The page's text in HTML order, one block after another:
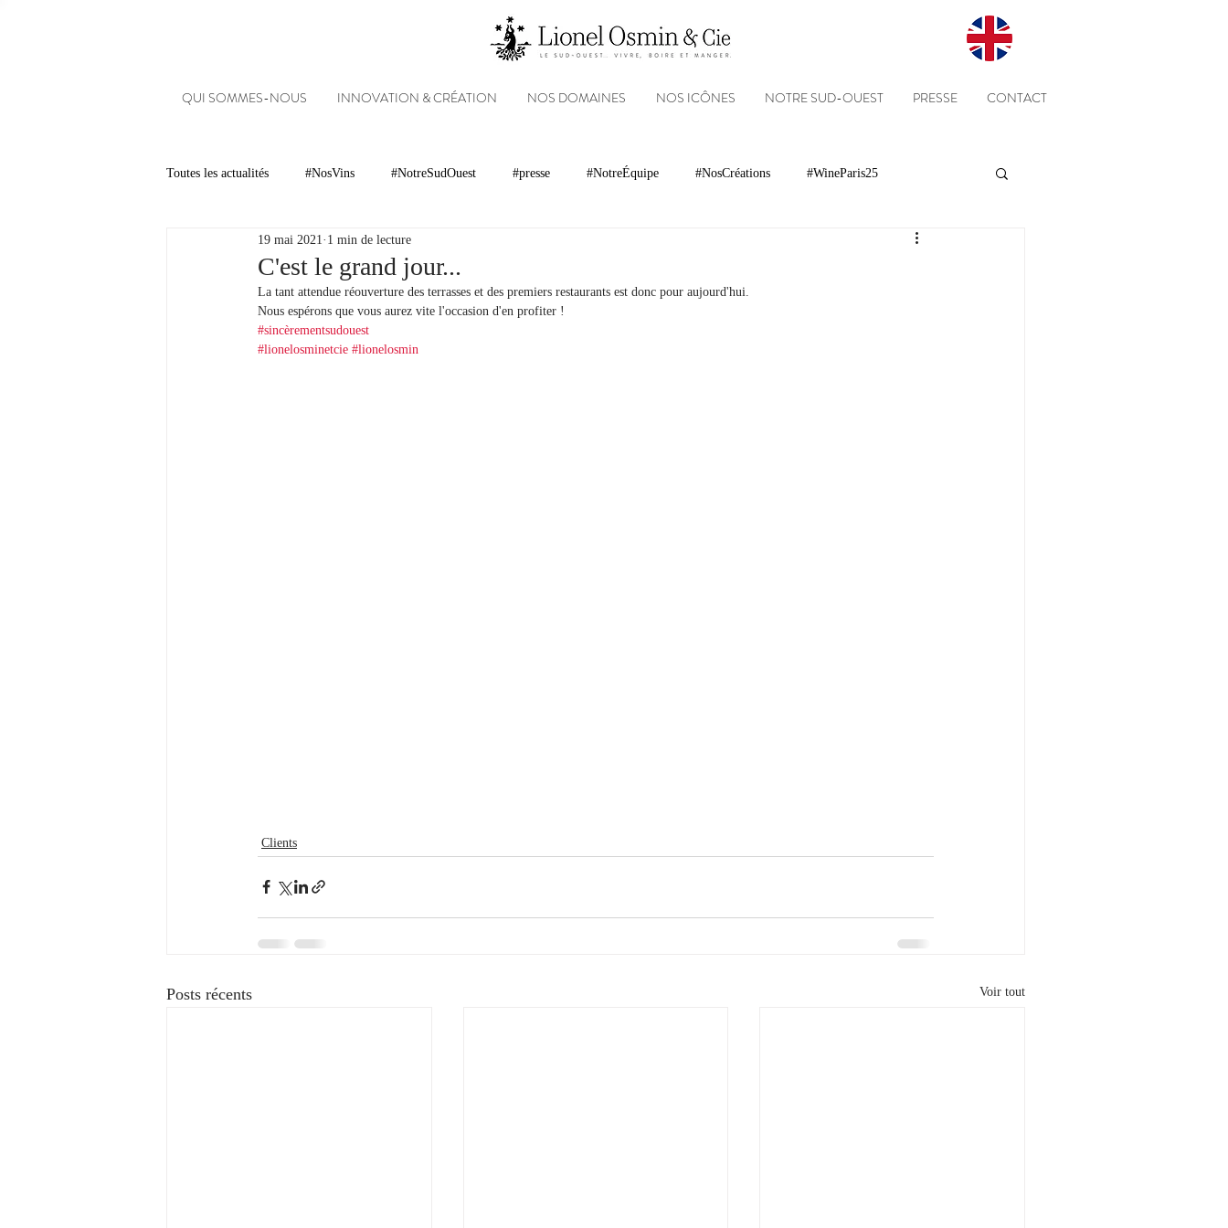
QUI SOMMES-NOUS INNOVATION & CRÉATION NOS DOMAINES NOS ICÔNES NOTRE SUD-OUEST PRESSE CONTACT
Toutes les actualités #NosVins #NotreSudOuest #presse #NotreÉquipe #NosCréations #WineParis25
Chambre d’Amour Vins Armagnacs Clients
Dégustations Evénements Réseaux sociaux Patrimoine
C'est le grand jour...
19 mai 2021 1 min de lecture
La tant attendue réouverture des terrasses et des premiers restaurants est donc pour aujourd'hui.
Nous espérons que vous aurez vite l'occasion d'en profiter !
#sincèrementsudouest
#lionelosminetcie #lionelosmin
Clients
Posts récents Voir tout